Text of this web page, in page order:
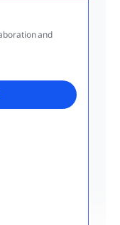
and